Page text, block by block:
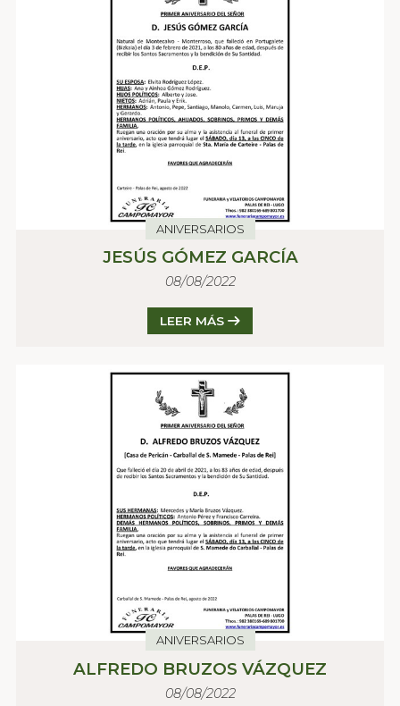
JESÚS GÓMEZ GARCÍA
08/08/2022
ANIVERSARIOS
LEER MÁS
ALFREDO BRUZOS VÁZQUEZ
08/08/2022
ANIVERSARIOS